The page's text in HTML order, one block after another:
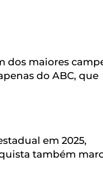
dos maiores
do ABC, que
em 2025,
também